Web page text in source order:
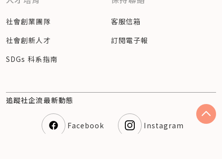
社會創業團隊
社會創新人才
SDGs 科系指南
客服信箱
訂閱電子報
追蹤社企流最新動態
Facebook Instagram